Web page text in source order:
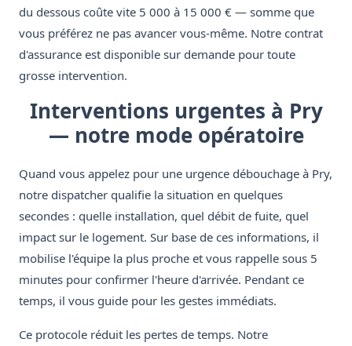
du dessous coûte vite 5 000 à 15 000 € — somme que
vous préférez ne pas avancer vous-même. Notre contrat
d'assurance est disponible sur demande pour toute
grosse intervention.
Interventions urgentes à Pry
— notre mode opératoire
Quand vous appelez pour une urgence débouchage à Pry,
notre dispatcher qualifie la situation en quelques
secondes : quelle installation, quel débit de fuite, quel
impact sur le logement. Sur base de ces informations, il
mobilise l'équipe la plus proche et vous rappelle sous 5
minutes pour confirmer l'heure d'arrivée. Pendant ce
temps, il vous guide pour les gestes immédiats.
Ce protocole réduit les pertes de temps. Notre